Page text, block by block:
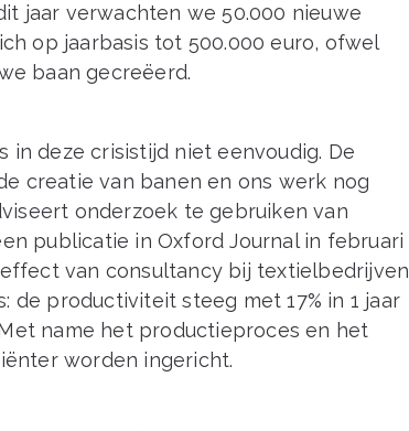
jaar verwachten we 50.000 nieuwe
op jaarbasis tot 500.000 euro, ofwel
baan gecreëerd.
in deze crisistijd niet eenvoudig. De
creatie van banen en ons werk nog
onderzoek te gebruiken van
publicatie in Oxford Journal in februari
van consultancy bij textielbedrijven
de productiviteit steeg met 17% in 1 jaar
name het productieproces en het
worden ingericht.